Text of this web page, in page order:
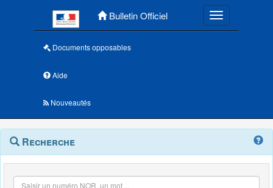
Bulletin Officiel Toggle
Documents opposables
Aide
Nouveautés
Navigation
outils
Menu
contextuel
Recherche